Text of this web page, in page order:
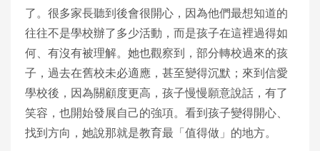
了。很多家長聽到後會很開心，因為他們最想知道的
往往不是學校辦了多少活動，而是孩子在這裡過得如
何、有沒有被理解。她也觀察到，部分轉校過來的孩
子，過去在舊校未必適應，甚至變得沉默；來到信愛
學校後，因為關顧度更高，孩子慢慢願意說話，有了
笑容，也開始發展自己的強項。看到孩子變得開心、
找到方向，她說那就是教育最「值得做」的地方。